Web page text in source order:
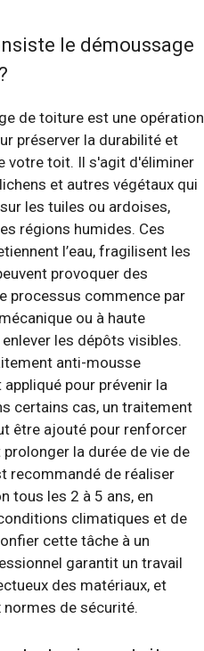
le démoussage
de toiture est une opération
préserver la durabilité et
votre toit. Il s'agit d'éliminer
et autres végétaux qui
les tuiles ou ardoises,
régions humides. Ces
l’eau, fragilisent les
provoquer des
processus commence par
ou à haute
les dépôts visibles.
anti-mousse
pour prévenir la
certains cas, un traitement
être ajouté pour renforcer
prolonger la durée de vie de
recommandé de réaliser
tous les 2 à 5 ans, en
climatiques et de
cette tâche à un
garantit un travail
des matériaux, et
de sécurité.